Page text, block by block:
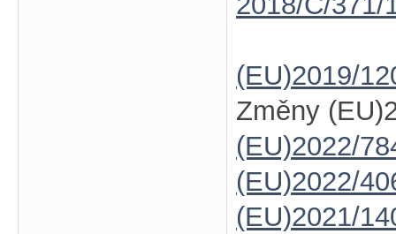
(EU)2019/
Změny
(EU)2022/
(EU)2022/
(EU)2021/